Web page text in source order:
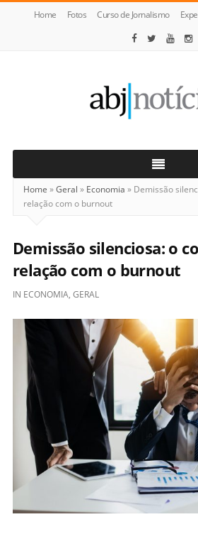
Home Fotos Curso de Jornalismo
Notícias
Home »Geral » Economia » Demissão
relação com o burnout
Demissão silenciosa: o
relação com o burnout
IN ECONOMIA, GERAL